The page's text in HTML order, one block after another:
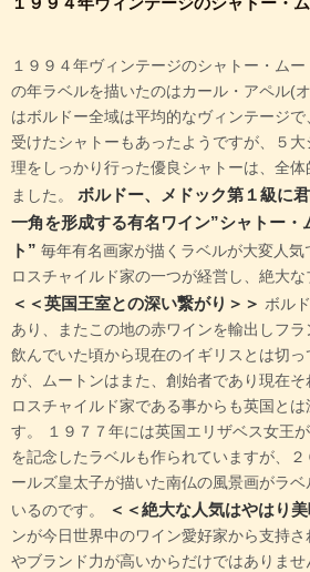
１９９４年ヴィンテージのシャトー・ム
の年ラベルを描いたのはカール・アペル(
はボルドー全域は平均的なヴィンテージ
受けたシャトーもあったようですが、５
理をしっかり行った優良シャトーは、全
ました。 ボルドー、メドック第１級に
一角を形成する有名ワイン”シャトー・
ト” 毎年有名画家が描くラベルが大変人気
ロスチャイルド家の一つが経営し、絶大な
＜＜英国王室との深い繋がり＞＞ ボル
あり、またこの地の赤ワインを輸出しフ
飲んでいた頃から現在のイギリスとは切
が、ムートンはまた、創始者であり現在
ロスチャイルド家である事からも英国と
す。 １９７７年には英国エリザベス女王
を記念したラベルも作られていますが、
ールズ皇太子が描いた南仏の風景画がラ
いるのです。
＜＜絶大な人気はやはり
ンが今日世界中のワイン愛好家から支持
やブランド力が高いからだけではありま